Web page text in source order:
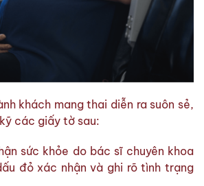
khách mang thai diễn ra suôn sẻ,
các giấy tờ sau:
sức khỏe do bác sĩ chuyên khoa
đỏ xác nhận và ghi rõ tình trạng